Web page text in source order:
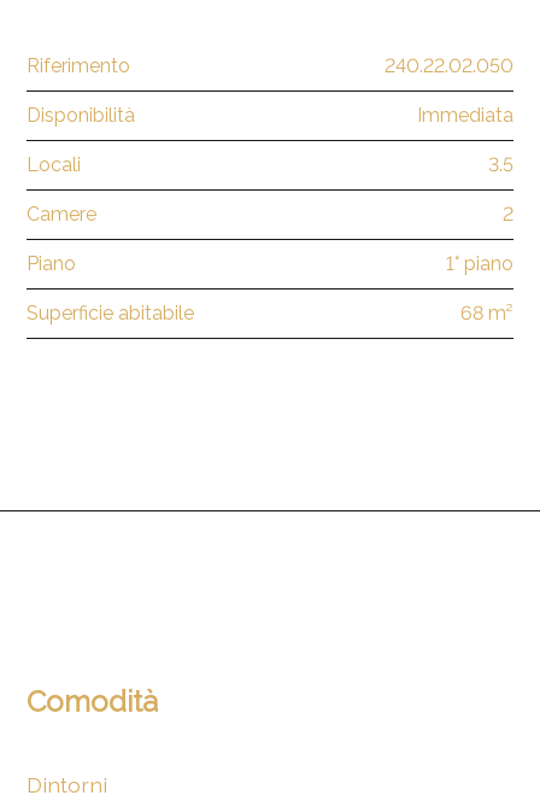
Comodità
Dintorni
Riferimento 240.22.02.050
Disponibilità Immediata
Locali 3.5
Camere 2
Piano 1° piano
Superficie abitabile 68 m²